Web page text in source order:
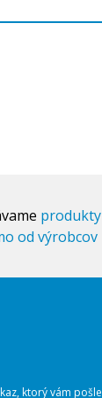
produkty
od výrobcov
ktorý vám